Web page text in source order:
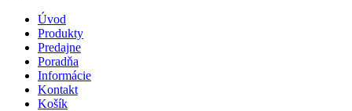
Úvod
Produkty
Predajne
Poradňa
Informácie
Kontakt
Košík